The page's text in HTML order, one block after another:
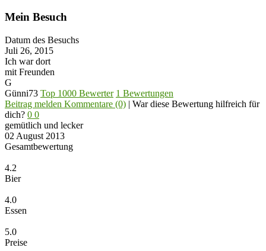
Mein Besuch
Datum des Besuchs
Juli 26, 2015
Ich war dort
mit Freunden
G
Günni73 Top 1000 Bewerter 1 Bewertungen
Beitrag melden Kommentare (0) | War diese Bewertung hilfreich für
dich? 0 0
gemütlich und lecker
02 August 2013
Gesamtbewertung
4.2
Bier
4.0
Essen
5.0
Preise